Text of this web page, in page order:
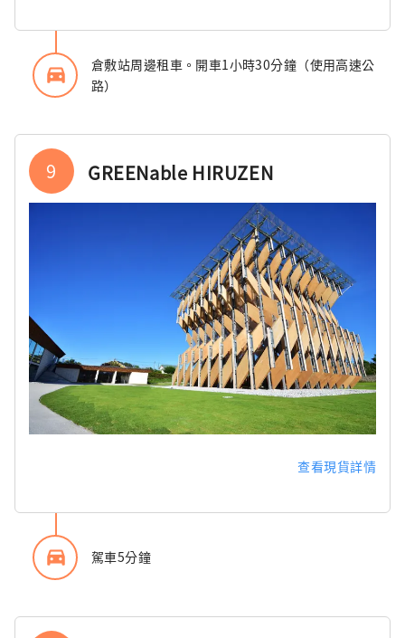
directions_car_filled
倉敷站周邊租車。開車1小時30分鐘（使用高速公
路）
9 GREENable HIRUZEN
查看現貨詳情
directions_car_filled 駕車5分鐘